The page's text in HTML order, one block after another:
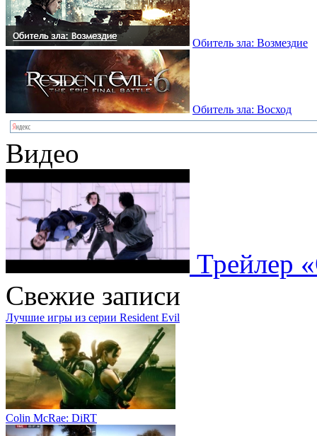
Обитель зла: Возмездие
Обитель зла: Восход
Видео
Трейлер
Свежие записи
Лучшие игры из серии Resident Evil
Colin McRae: DiRT